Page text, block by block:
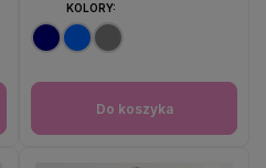
KOLORY:
Do koszyka